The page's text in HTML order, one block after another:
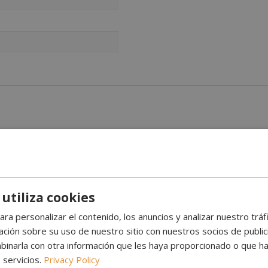
y funcionalidad en un formato portátil y práctico. Ideal
perfectamente a cualquier entorno, desde salones hasta
ancho, perfecta para mesas o superficies pequeñas.
de combustión continua.
utiliza cookies
personalizar el contenido, los anuncios y analizar nuestro
sobre su uso de nuestro sitio con nuestros socios de
con otra información que les haya proporcionado o que
Privacy Policy